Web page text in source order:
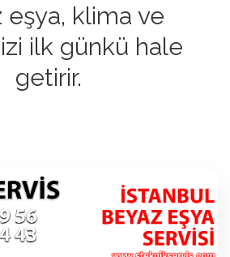
eşya, klima ve
ilk günkü hale
getirir.